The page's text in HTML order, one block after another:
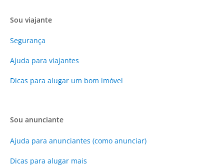
Sou viajante
Segurança
Ajuda para viajantes
Dicas para alugar um bom imóvel
Sou anunciante
Ajuda para anunciantes (como anunciar)
Dicas para alugar mais